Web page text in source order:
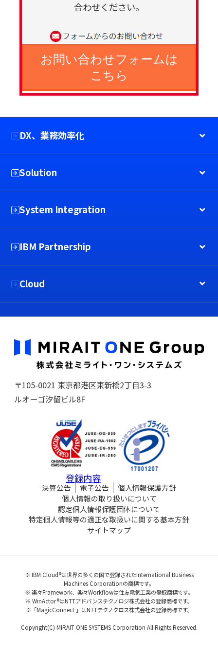
合わせください。
お問い合わせフォームは
こちら
DX、業務効率化
Solution
System Integration
IBM Partnership
Cloud
〒105-0021 東京都港区東新橋2丁目3-3
ルオーゴ汐留ビル8F
登録内容
決算公告 電子公告
個人情報保護方針
個人情報の取り扱いについて
認定個人情報保護団体について
特定個人情報等の適正な取扱いに関する基本方針
サイトマップ
※ IBM Cloud®は世界の多くの国で登録されたInternational Business
Machines Corporationの商標です。
※ 楽々Framework、楽々Workflowは住友電気工業の登録商標です。
※ WinActor®はNTTアドバンステクノロジ株式会社の登録商標です。
※「MagicConnect 」はNTTテクノクロス株式会社の登録商標です。
Copyright(C) MIRAIT ONE SYSTEMS Corporation All Rights Reserved.